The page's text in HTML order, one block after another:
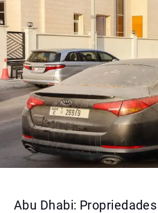
Abu Dhabi: